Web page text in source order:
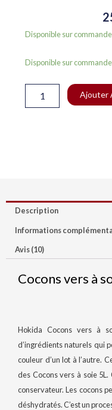
Disponible sur commande
Disponible sur commande
quantité
Hokida
Cocons
vers
Ajouter
Description
Informations
Avis (10)
Cocons vers à
Hokida Cocons vers à
d’ingrédients naturels qui
couleur d’un lot à l’autre.
des Cocons vers à soie
conservateur. Les cocons
déshydratés. C’est un